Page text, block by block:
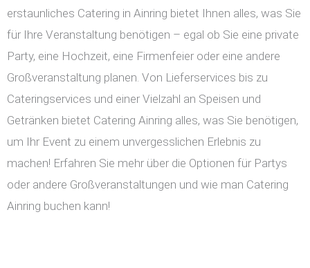
erstaunliches Catering in Ainring bietet Ihnen alles, was Sie
für Ihre Veranstaltung benötigen – egal ob Sie eine private
Party, eine Hochzeit, eine Firmenfeier oder eine andere
Großveranstaltung planen. Von Lieferservices bis zu
Cateringservices und einer Vielzahl an Speisen und
Getränken bietet Catering Ainring alles, was Sie benötigen,
um Ihr Event zu einem unvergesslichen Erlebnis zu
machen! Erfahren Sie mehr über die Optionen für Partys
oder andere Großveranstaltungen und wie man Catering
Ainring buchen kann!